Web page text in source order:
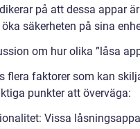
på att dessa appar
säkerheten på sina
om hur olika ”låsa
flera faktorer som kan
punkter att överväga:
Vissa